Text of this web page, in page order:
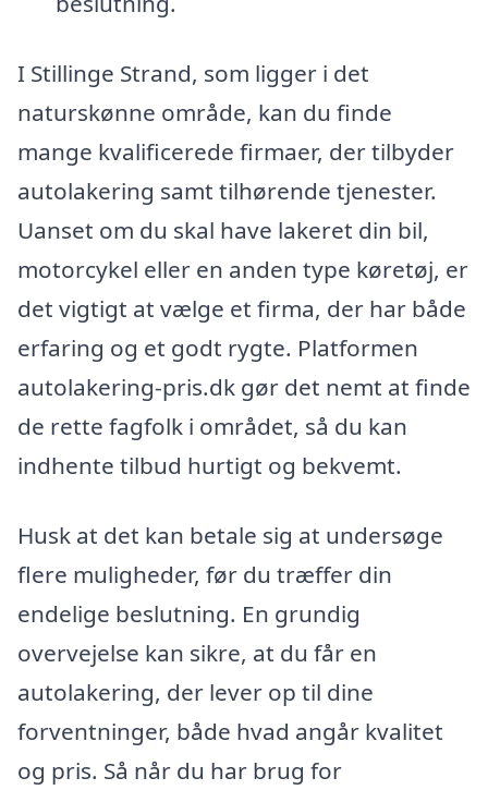
I Stillinge Strand, som ligger i det
naturskønne område, kan du finde
mange kvalificerede firmaer, der tilbyder
autolakering samt tilhørende tjenester.
Uanset om du skal have lakeret din bil,
motorcykel eller en anden type køretøj, er
det vigtigt at vælge et firma, der har både
erfaring og et godt rygte. Platformen
autolakering-pris.dk gør det nemt at finde
de rette fagfolk i området, så du kan
indhente tilbud hurtigt og bekvemt.
Husk at det kan betale sig at undersøge
flere muligheder, før du træffer din
endelige beslutning. En grundig
overvejelse kan sikre, at du får en
autolakering, der lever op til dine
forventninger, både hvad angår kvalitet
og pris. Så når du har brug for